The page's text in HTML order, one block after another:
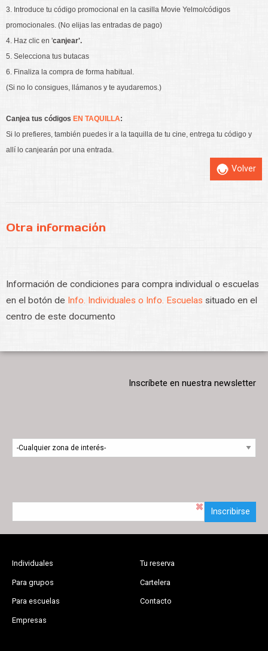
3. Introduce tu código promocional en la casilla Movie Yelmo/códigos
promocionales. (No elijas las entradas de pago)
4. Haz clic en 'canjear'.
5. Selecciona tus butacas
6. Finaliza la compra de forma habitual.
(Si no lo consigues, llámanos y te ayudaremos.)
Canjea tus códigos EN TAQUILLA:
Si lo prefieres, también puedes ir a la taquilla de tu cine, entrega tu código y
allí lo canjearán por una entrada.
Volver
Otra información
Información de condiciones para compra individual o escuelas
en el botón de Info. Individuales o Info. Escuelas situado en el
centro de este documento
Inscríbete en nuestra newsletter
Inscribirse
Individuales
Para grupos
Para escuelas
Empresas
Tu reserva
Cartelera
Contacto